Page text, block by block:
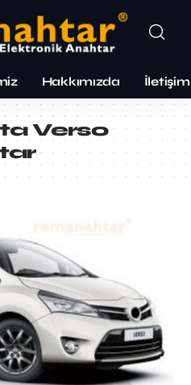
Hakkımızda İletişim
Verso